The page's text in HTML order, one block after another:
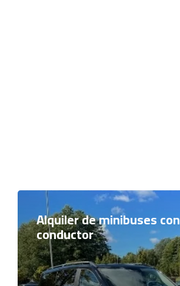
Alquiler de minibuses con
conductor